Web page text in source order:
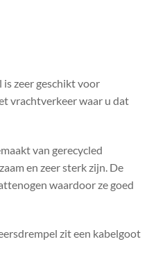
is zeer geschikt voor
vrachtverkeer waar u dat
van gerecycled
en zeer sterk zijn. De
waardoor ze goed
zit een kabelgoot